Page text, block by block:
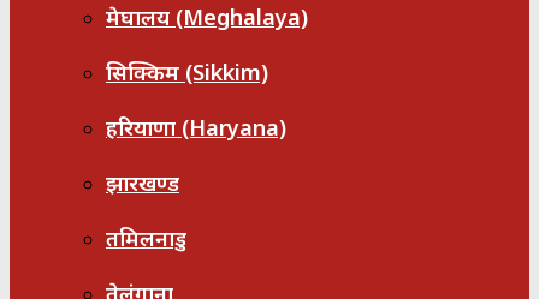
मेघालय (Meghalaya)
सिक्किम (Sikkim)
हरियाणा (Haryana)
झारखण्ड
तमिलनाडु
तेलंगाना